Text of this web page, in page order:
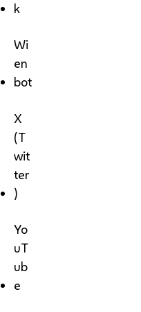
k
Wi
en
bot
X
(T
wit
ter
)
Yo
uT
ub
e